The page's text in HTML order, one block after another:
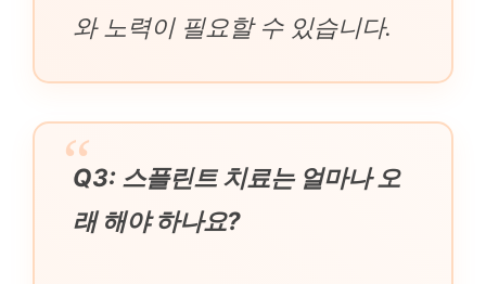
와 노력이 필요할 수 있습니다.
Q3: 스플린트 치료는 얼마나 오
래 해야 하나요?